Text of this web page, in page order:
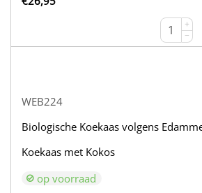
+
−
WEB224
Biologische Koekaas volgens
Koekaas met Kokos
op voorraad